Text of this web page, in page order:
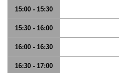
15:00 - 15:30
15:30 - 16:00
16:00 - 16:30
16:30 - 17:00